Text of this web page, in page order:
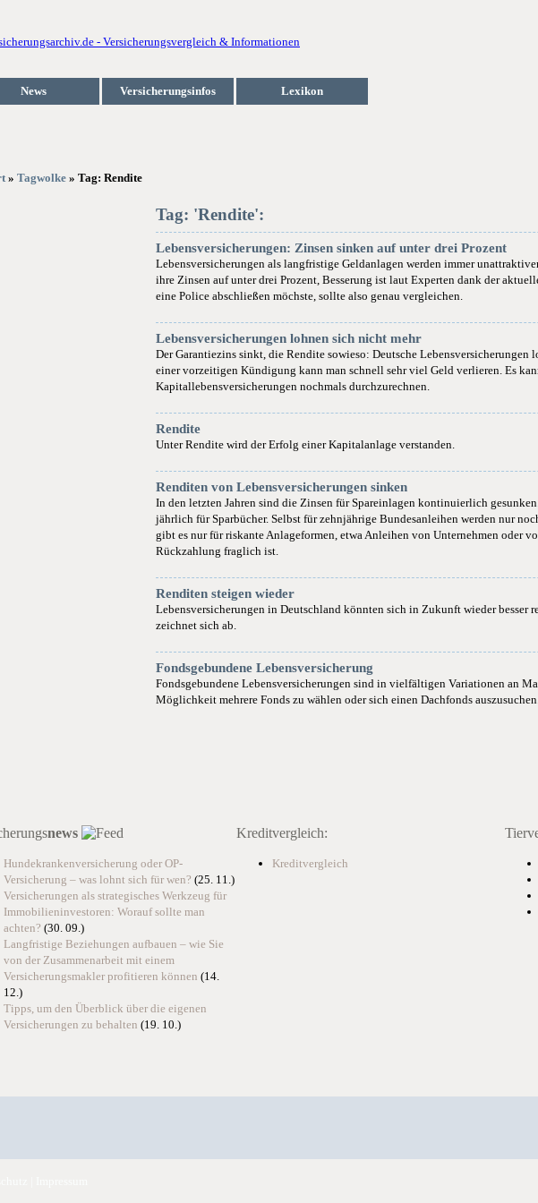
News Versicherungsinfos Lexikon
» Tagwolke » Tag: Rendite
Tag: 'Rendite':
Lebensversicherungen: Zinsen sinken auf unter drei Prozent
Lebensversicherungen als langfristige Geldanlagen werden immer
ihre Zinsen auf unter drei Prozent, Besserung ist laut Experten dank der
eine Police abschließen möchste, sollte also genau vergleichen.
Lebensversicherungen lohnen sich nicht mehr
Der Garantiezins sinkt, die Rendite sowieso: Deutsche Lebensversicherungen
einer vorzeitigen Kündigung kann man schnell sehr viel Geld verlieren. Es
Kapitallebensversicherungen nochmals durchzurechnen.
Rendite
Unter Rendite wird der Erfolg einer Kapitalanlage verstanden.
Renditen von Lebensversicherungen sinken
In den letzten Jahren sind die Zinsen für Spareinlagen kontinuierlich
jährlich für Sparbücher. Selbst für zehnjährige Bundesanleihen werden nur
gibt es nur für riskante Anlageformen, etwa Anleihen von Unternehmen oder
Rückzahlung fraglich ist.
Renditen steigen wieder
Lebensversicherungen in Deutschland könnten sich in Zukunft wieder besser
zeichnet sich ab.
Fondsgebundene Lebensversicherung
Fondsgebundene Lebensversicherungen sind in vielfältigen Variationen an
Möglichkeit mehrere Fonds zu wählen oder sich einen Dachfonds
news
Hundekrankenversicherung oder OP-
Versicherung – was lohnt sich für wen? (25. 11.)
Versicherungen als strategisches Werkzeug für
Immobilieninvestoren: Worauf sollte man
achten? (30. 09.)
Langfristige Beziehungen aufbauen – wie Sie
von der Zusammenarbeit mit einem
Versicherungsmakler profitieren können (14.
12.)
Tipps, um den Überblick über die eigenen
Versicherungen zu behalten (19. 10.)
Kreditvergleich:
Kreditvergleich